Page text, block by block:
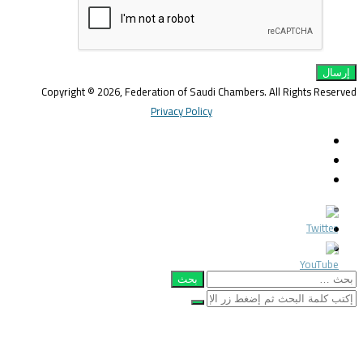
Copyright © 2026, Federation of Saudi Chambers. All Rights
Privacy Policy
Twitter
LinkedIn
YouTube
Twitter
LinkedIn
YouTube
أبحث